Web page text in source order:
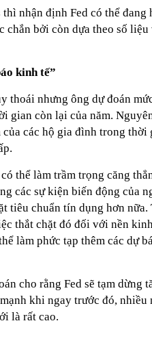
nhận định Fed có thể đang
chắn bởi còn dựa theo số
kinh tế”
thoái nhưng ông dự đoán
gian còn lại của năm.
các hộ gia đình trong thời
thể làm trầm trọng căng
các sự kiện biến động của
tiêu chuẩn tín dụng hơn nữa.
thắt chặt đó đối với nền
làm phức tạp thêm các dự
cho rằng Fed sẽ tạm dừng
khi ngay trước đó, nhiều
là rất cao.